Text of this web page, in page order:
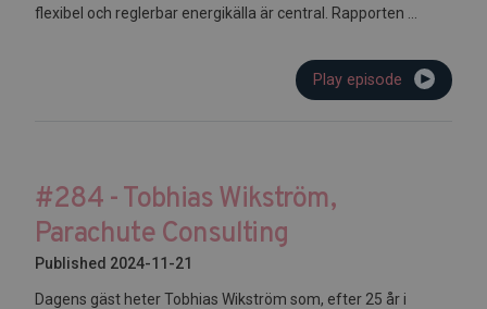
flexibel och reglerbar energikälla är central. Rapporten ...
Play episode
#284 - Tobhias Wikström,
Parachute Consulting
Published 2024-11-21
Dagens gäst heter Tobhias Wikström som, efter 25 år i